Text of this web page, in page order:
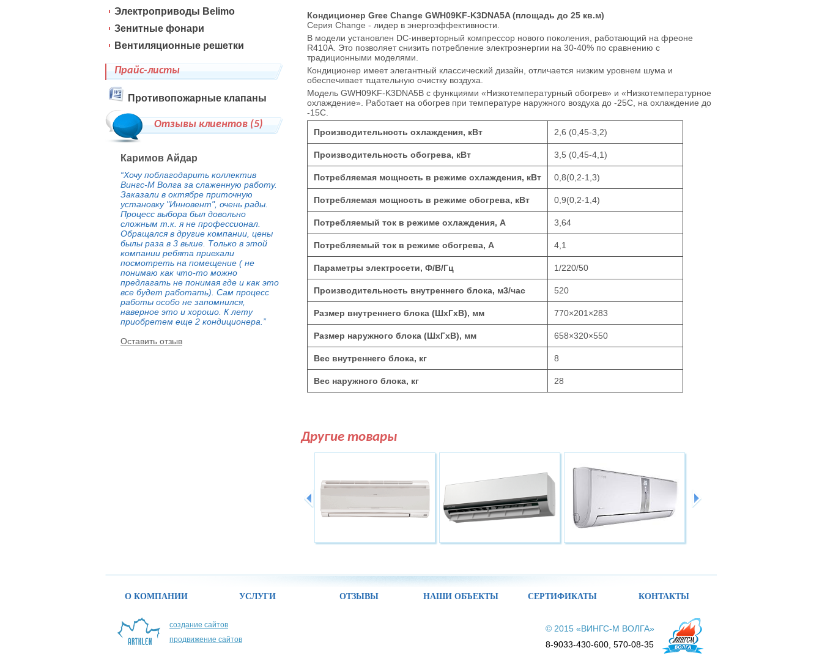
Кондиционер Gree Change GWH09KF-K3DNA5A (площадь до 25 кв.м)
Серия Change - лидер в энергоэффективности.
В модели установлен DC-инверторный компрессор нового поколения, работающий на фреоне
R410A. Это позволяет снизить потребление электроэнергии на 30-40% по сравнению с
традиционными моделями.
Кондиционер имеет элегантный классический дизайн, отличается низким уровнем шума и
обеспечивает тщательную очистку воздуха.
Модель GWH09KF-K3DNA5B с функциями «Низкотемпературный обогрев» и «Низкотемпературное
охлаждение». Работает на обогрев при температуре наружного воздуха до -25С, на охлаждение до
-15С.
Производительность охлаждения, кВт
2,6 (0,45-3,2)
Производительность обогрева, кВт 3,5 (0,45-4,1)
Потребляемая мощность в режиме охлаждения, кВт 0,8(0,2-1,3)
Потребляемая мощность в режиме обогрева, кВт 0,9(0,2-1,4)
Потребляемый ток в режиме охлаждения, А 3,64
Потребляемый ток в режиме обогрева, А 4,1
Параметры электросети, Ф/В/Гц 1/220/50
Производительность внутреннего блока, м3/час 520
Размер внутреннего блока (ШхГхВ), мм 770×201×283
Размер наружного блока (ШхГхВ), мм 658×320×550
Вес внутреннего блока, кг 8
Вес наружного блока, кг 28
Другие товары
Электроприводы Belimo
Зенитные фонари
Вентиляционные решетки
Прайс-листы
Противопожарные клапаны
Отзывы клиентов (5)
Каримов Айдар
“Хочу поблагодарить коллектив
Вингс-М Волга за слаженную работу.
Заказали в октябре приточную
установку "Инновент", очень рады.
Процесс выбора был довольно
сложным т.к. я не профессионал.
Обращался в другие компании, цены
былы раза в 3 выше. Только в этой
компании ребята приехали
посмотреть на помещение ( не
понимаю как что-то можно
предлагать не понимая где и как это
все будет работать). Сам процесс
работы особо не запомнился,
наверное это и хорошо. К лету
приобретем еще 2 кондиционера.”
Оставить отзыв
О КОМПАНИИ УСЛУГИ ОТЗЫВЫ НАШИ ОБЪЕКТЫ СЕРТИФИКАТЫ КОНТАКТЫ
создание сайтов
продвижение сайтов
© 2015 «ВИНГС-М ВОЛГА»
8-9033-430-600, 570-08-35